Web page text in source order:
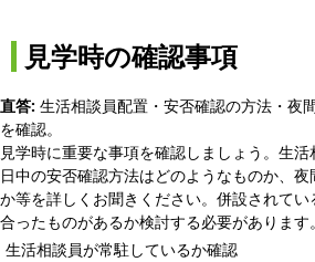
見学時の確認事項
直答: 生活相談員配置・安否確認の方法・夜
を確認。
見学時に重要な事項を確認しましょう。生活
日中の安否確認方法はどのようなものか、
か等を詳しくお聞きください。併設されて
合ったものがあるか検討する必要があります。
生活相談員が常駐しているか確認